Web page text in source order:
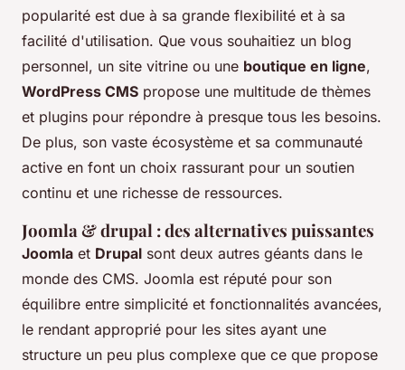
popularité est due à sa grande flexibilité et à sa
facilité d'utilisation. Que vous souhaitiez un blog
personnel, un site vitrine ou une boutique en ligne,
WordPress CMS propose une multitude de thèmes
et plugins pour répondre à presque tous les besoins.
De plus, son vaste écosystème et sa communauté
active en font un choix rassurant pour un soutien
continu et une richesse de ressources.
Joomla & drupal : des alternatives puissantes
Joomla et Drupal sont deux autres géants dans le
monde des CMS. Joomla est réputé pour son
équilibre entre simplicité et fonctionnalités avancées,
le rendant approprié pour les sites ayant une
structure un peu plus complexe que ce que propose